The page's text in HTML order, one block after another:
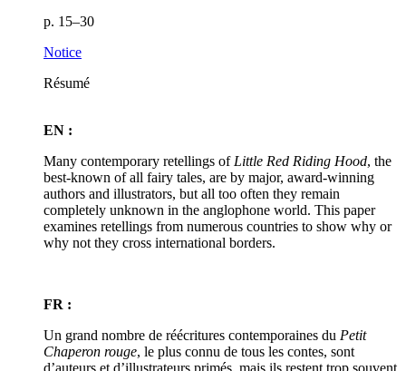
p. 15–30
Notice
Résumé
EN :
Many contemporary retellings of Little Red Riding Hood, the
best-known of all fairy tales, are by major, award-winning
authors and illustrators, but all too often they remain
completely unknown in the anglophone world. This paper
examines retellings from numerous countries to show why or
why not they cross international borders.
FR :
Un grand nombre de réécritures contemporaines du Petit
Chaperon rouge, le plus connu de tous les contes, sont